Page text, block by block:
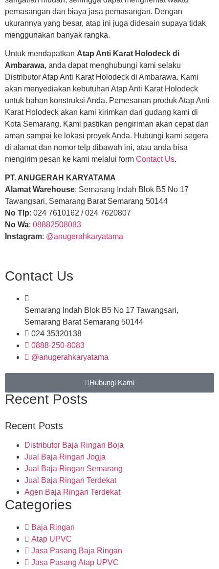
pemasangan dan biaya jasa pemasangan. Dengan
ukurannya yang besar, atap ini juga didesain supaya tidak
menggunakan banyak rangka.
Untuk mendapatkan Atap Anti Karat Holodeck di
Ambarawa, anda dapat menghubungi kami selaku
Distributor Atap Anti Karat Holodeck di Ambarawa. Kami
akan menyediakan kebutuhan Atap Anti Karat Holodeck
untuk bahan konstruksi Anda. Pemesanan produk Atap Anti
Karat Holodeck akan kami kirimkan dari gudang kami di
Kota Semarang. Kami pastikan pengiriman akan cepat dan
aman sampai ke lokasi proyek Anda. Hubungi kami segera
di alamat dan nomor telp dibawah ini, atau anda bisa
mengirim pesan ke kami melalui form Contact Us.
PT. ANUGERAH KARYATAMA
Alamat Warehouse: Semarang Indah Blok B5 No 17
Tawangsari, Semarang Barat Semarang 50144
No Tlp: 024 7610162 / 024 7620807
No Wa: 08882508083
Instagram: @anugerahkaryatama
Contact Us
Semarang Indah Blok B5 No 17 Tawangsari,
Semarang Barat Semarang 50144
024 35320138
0888-250-8083
@anugerahkaryatama
Hubungi Kami
Recent Posts
Recent Posts
Distributor Baja Ringan Boja
Jual Baja Ringan Jogja
Jual Baja Ringan Semarang
Jual Baja Ringan Terdekat
Agen Baja Ringan Terdekat
Categories
Baja Ringan
Atap UPVC
Jasa Pasang Baja Ringan
Jasa Pasang Atap UPVC